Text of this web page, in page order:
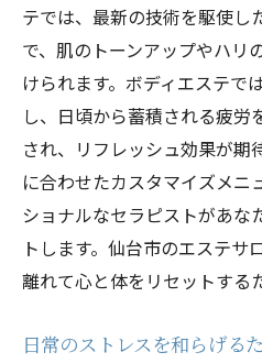
宮城県で体験する
ン
特別なトリートメ
宮城県のエステで
ーション
宮城県での癒し体
説
テでは、最新の技術を駆使し
で、肌のトーンアップやハリ
けられます。ボディエステで
し、日頃から蓄積される疲労
され、リフレッシュ効果が期
に合わせたカスタマイズメニ
ショナルなセラピストがあな
トします。仙台市のエステサ
離れて心と体をリセットする
日常のストレスを和らげる